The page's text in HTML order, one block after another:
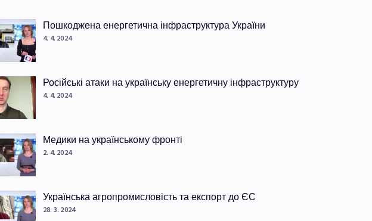
Пошкоджена енергетична інфраструктура України
4. 4. 2024
Російські атаки на українську енергетичну інфраструктуру
4. 4. 2024
Медики на українському фронті
2. 4. 2024
Українська агропромисловість та експорт до ЄС
28. 3. 2024